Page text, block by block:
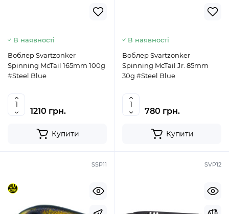
В наявності
Воблер Svartzonker
Spinning McTail 165mm 100g
#Steel Blue
1210 грн.
Купити
В наявності
Воблер Svartzonker
Spinning McTail Jr. 85mm
30g #Steel Blue
780 грн.
Купити
SSP11 SVP12